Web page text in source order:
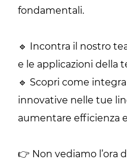
fondamentali.
🔹 Incontra il nostro
e le applicazioni della
🔹 Scopri come
innovative nelle tue
aumentare efficienza
👉 Non vediamo l’ora